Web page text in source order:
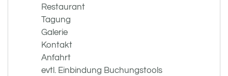
Restaurant
Tagung
Galerie
Kontakt
Anfahrt
evtl. Einbindung Buchungstools